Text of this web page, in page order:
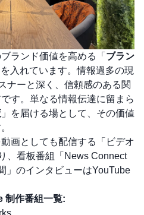
ランド価値を高める「 ブラン
入れています。情報過多の現
ナーと深く、信頼感のある関
す。単なる情報伝達に留まら
」を届ける場として、その価値
画としても配信する「ビデオ
、看板番組「News Connect
」のインタビューはYouTube
作番組一覧: